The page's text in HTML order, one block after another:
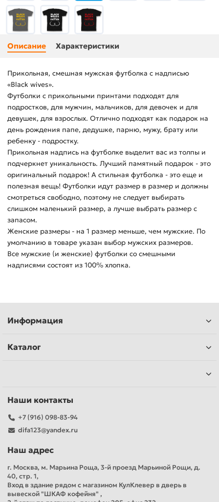
Описание Характеристики
Прикольная, смешная мужская футболка с надписью
«Black wives».
Футболки с прикольными принтами подходят для
подростков, для мужчин, мальчиков, для девочек и для
девушек, для взрослых. Отлично подходят как подарок на
день рождения папе, дедушке, парню, мужу, брату или
ребенку - подростку.
Прикольная надпись на футболке выделит вас из толпы и
подчеркнет уникальность. Лучший памятный подарок - это
оригинальный подарок! А стильная футболка - это еще и
полезная вещь! Футболки идут размер в размер и должны
смотреться свободно, поэтому не следует выбирать
слишком маленький размер, а лучше выбрать размер с
запасом.
Женские размеры - на 1 размер меньше, чем мужские. По
умолчанию в товаре указан выбор мужских размеров.
Все мужские (и женские) футболки со смешными
надписями состоят из 100% хлопка.
Информация
Каталог
Наши контакты
+7 (916) 098-83-94
difa123@yandex.ru
Наш адрес
г. Москва, м. Марьина Роща, 3-й проезд Марьиной Рощи, д.
40, стр. 1,
Вход в здание рядом с магазином КулКлевер в дверь в
вывеской "ШКАФ кофейня" ,